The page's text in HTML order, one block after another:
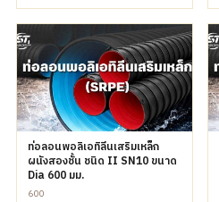
ท่อลอนพอลิเอทิลีนเสริมเหล็ก
ผนังสองชั้น ชนิด II SN10 ขนาด
Dia 600 มม.
600